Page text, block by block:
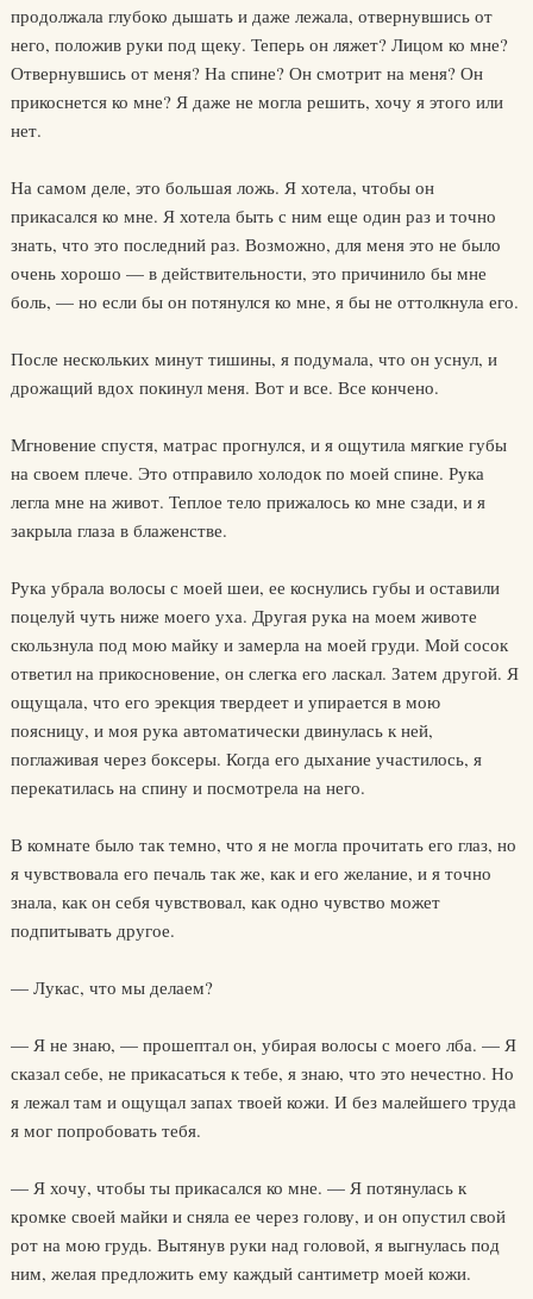
продолжала глубоко дышать и даже лежала, отвернувшись от
него, положив руки под щеку. Теперь он ляжет? Лицом ко мне?
Отвернувшись от меня? На спине? Он смотрит на меня? Он
прикоснется ко мне? Я даже не могла решить, хочу я этого или
нет.
На самом деле, это большая ложь. Я хотела, чтобы он
прикасался ко мне. Я хотела быть с ним еще один раз и точно
знать, что это последний раз. Возможно, для меня это не было
очень хорошо — в действительности, это причинило бы мне
боль, — но если бы он потянулся ко мне, я бы не оттолкнула его.
После нескольких минут тишины, я подумала, что он уснул, и
дрожащий вдох покинул меня. Вот и все. Все кончено.
Мгновение спустя, матрас прогнулся, и я ощутила мягкие губы
на своем плече. Это отправило холодок по моей спине. Рука
легла мне на живот. Теплое тело прижалось ко мне сзади, и я
закрыла глаза в блаженстве.
Рука убрала волосы с моей шеи, ее коснулись губы и оставили
поцелуй чуть ниже моего уха. Другая рука на моем животе
скользнула под мою майку и замерла на моей груди. Мой сосок
ответил на прикосновение, он слегка его ласкал. Затем другой. Я
ощущала, что его эрекция твердеет и упирается в мою
поясницу, и моя рука автоматически двинулась к ней,
поглаживая через боксеры. Когда его дыхание участилось, я
перекатилась на спину и посмотрела на него.
В комнате было так темно, что я не могла прочитать его глаз, но
я чувствовала его печаль так же, как и его желание, и я точно
знала, как он себя чувствовал, как одно чувство может
подпитывать другое.
— Лукас, что мы делаем?
— Я не знаю, — прошептал он, убирая волосы с моего лба. — Я
сказал себе, не прикасаться к тебе, я знаю, что это нечестно. Но
я лежал там и ощущал запах твоей кожи. И без малейшего труда
я мог попробовать тебя.
— Я хочу, чтобы ты прикасался ко мне. — Я потянулась к
кромке своей майки и сняла ее через голову, и он опустил свой
рот на мою грудь. Вытянув руки над головой, я выгнулась под
ним, желая предложить ему каждый сантиметр моей кожи.